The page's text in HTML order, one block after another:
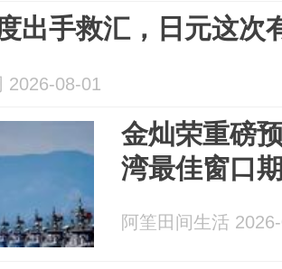
出手救汇，日元这次
2026-08-01
金灿荣重磅
湾最佳窗口
阿筀田间生活